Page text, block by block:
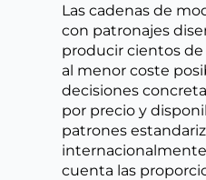
Las cadenas de
con patronajes
producir cientos
al menor coste
decisiones
por precio y
patrones
cuenta las